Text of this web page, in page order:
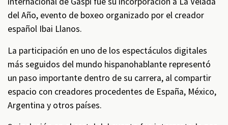
del Año, evento de boxeo organizado por el creador
español Ibai Llanos.
La participación en uno de los espectáculos digitales
más seguidos del mundo hispanohablante representó
un paso importante dentro de su carrera, al compartir
espacio con creadores procedentes de España, México,
Argentina y otros países.